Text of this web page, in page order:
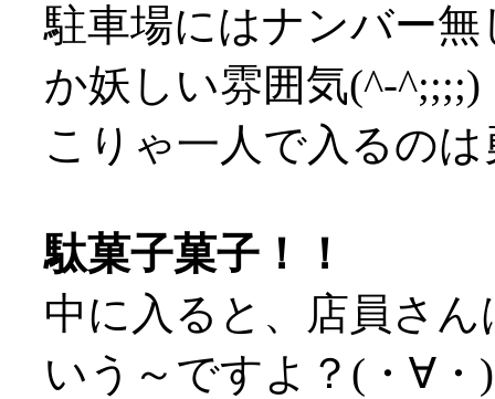
駐車場にはナンバー
か妖しい雰囲気(^-^;;;;)
こりゃ一人で入るの
駄菓子菓子！！
中に入ると、店員さ
いう～ですよ？(・∀・